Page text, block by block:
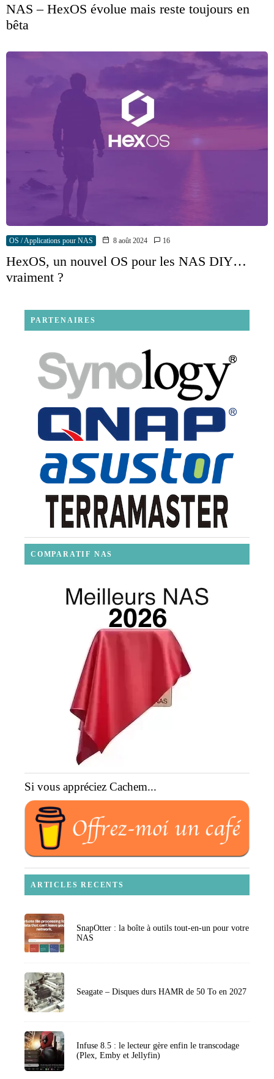
NAS – HexOS évolue mais reste toujours en
bêta
OS / Applications pour NAS 8 août 2024 16
HexOS, un nouvel OS pour les NAS DIY…
vraiment ?
PARTENAIRES
COMPARATIF NAS
Si vous appréciez Cachem...
ARTICLES RECENTS
SnapOtter : la boîte à outils tout-en-un pour votre
NAS
Seagate – Disques durs HAMR de 50 To en 2027
Infuse 8.5 : le lecteur gère enfin le transcodage
(Plex, Emby et Jellyfin)